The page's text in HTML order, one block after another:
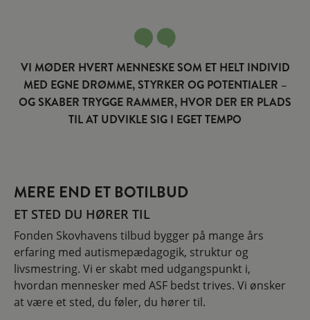
VI MØDER HVERT MENNESKE SOM ET HELT INDIVID
MED EGNE DRØMME, STYRKER OG POTENTIALER –
OG SKABER TRYGGE RAMMER, HVOR DER ER PLADS
TIL AT UDVIKLE SIG I EGET TEMPO
MERE END ET BOTILBUD
ET STED DU HØRER TIL
Fonden Skovhavens tilbud bygger på mange års
erfaring med autismepædagogik, struktur og
livsmestring. Vi er skabt med udgangspunkt i,
hvordan mennesker med ASF bedst trives. Vi ønsker
at være et sted, du føler, du hører til.